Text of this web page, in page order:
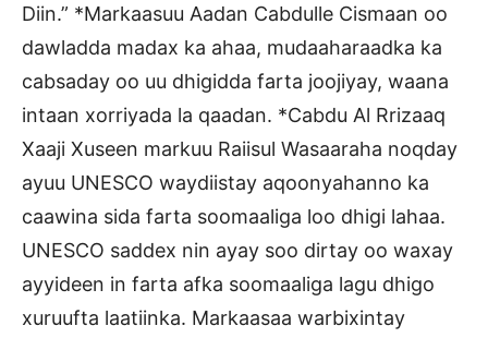
Diin.” *Markaasuu Aadan Cabdulle Cismaan oo
dawladda madax ka ahaa, mudaaharaadka ka
cabsaday oo uu dhigidda farta joojiyay, waana
intaan xorriyada la qaadan. *Cabdu Al Rrizaaq
Xaaji Xuseen markuu Raiisul Wasaaraha noqday
ayuu UNESCO waydiistay aqoonyahanno ka
caawina sida farta soomaaliga loo dhigi lahaa.
UNESCO saddex nin ayay soo dirtay oo waxay
ayyideen in farta afka soomaaliga lagu dhigo
xuruufta laatiinka. Markaasaa warbixintay